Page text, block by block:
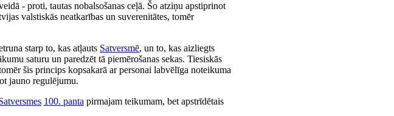
- proti, tautas nobalsošanas ceļā. Šo atziņu apstiprinot
valstiskās neatkarības un suverenitātes, tomēr
starp to, kas atļauts Satversmē, un to, kas aizliegts
saturu un paredzēt tā piemērošanas sekas. Tiesiskās
šis princips kopsakarā ar personai labvēlīga noteikuma
jauno regulējumu.
100. panta pirmajam teikumam, bet apstrīdētais